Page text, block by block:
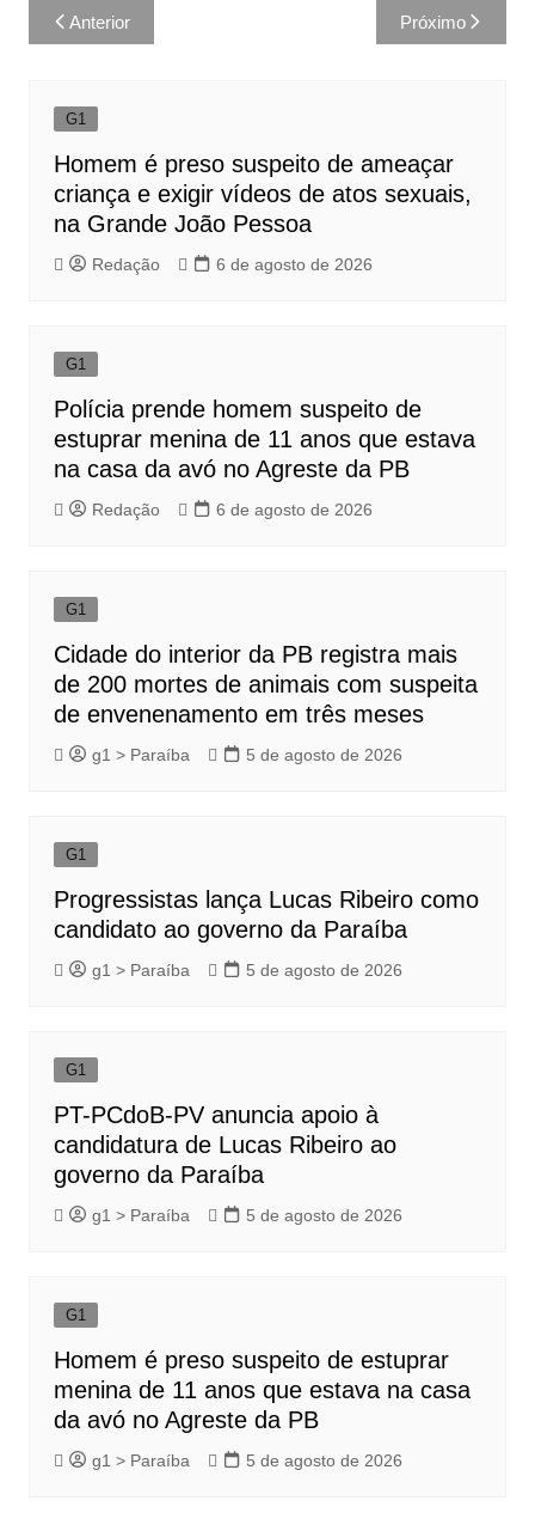
Navegação
de
Anterior Próximo
G1
Homem é preso suspeito de ameaçar
criança e exigir vídeos de atos sexuais,
na Grande João Pessoa
Redação 6 de agosto de 2026
G1
Polícia prende homem suspeito de
estuprar menina de 11 anos que estava
na casa da avó no Agreste da PB
Redação 6 de agosto de 2026
G1
Cidade do interior da PB registra mais
de 200 mortes de animais com suspeita
de envenenamento em três meses
g1 > Paraíba 5 de agosto de 2026
G1
Progressistas lança Lucas Ribeiro como
candidato ao governo da Paraíba
g1 > Paraíba 5 de agosto de 2026
G1
PT-PCdoB-PV anuncia apoio à
candidatura de Lucas Ribeiro ao
governo da Paraíba
g1 > Paraíba 5 de agosto de 2026
G1
Homem é preso suspeito de estuprar
menina de 11 anos que estava na casa
da avó no Agreste da PB
g1 > Paraíba 5 de agosto de 2026